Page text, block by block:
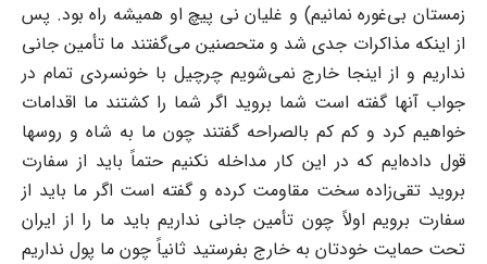
‌زمستان بی‌غوره نمانیم) و غلیان نی پیچ او همیشه راه بود.‌ پس
از اینکه مذاکرات جدی شد و متحصنین می‌گفتند ما تأمین جانی
نداریم و از اینجا خارج نمی‌شویم ‌چرچیل با خونسردی تمام در
جواب آنها گفته است شما بروید اگر شما را کشتند ما اقدامات
خواهیم کرد ‌و کم کم بالصراحه گفتند چون ما به شاه و روسها
قول داده‌ایم که در این کار مداخله نکنیم حتماً باید از ‌سفارت
بروید تقی‌زاده سخت مقاومت کرده و گفته است اگر ما باید از
سفارت برویم اولاً چون تأمین ‌جانی نداریم باید ما را از ایران
تحت حمایت خودتان به خارج بفرستید ثانیاً چون ما پول نداریم